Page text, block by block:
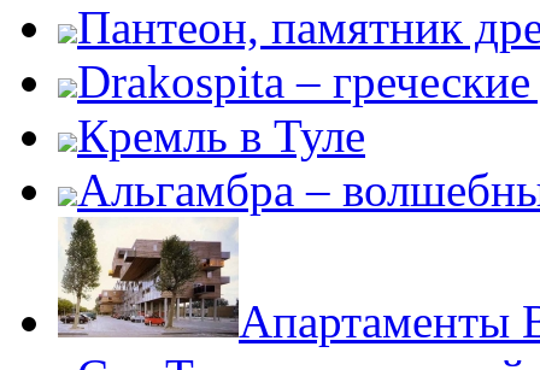
Пантеон, памятник
Drakospita –
Кремль в Туле
Альгамбра –
Апартаменты